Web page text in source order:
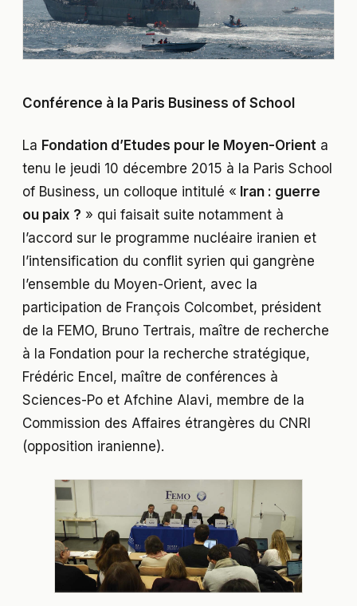
Conférence à la Paris Business of School
La Fondation d’Etudes pour le Moyen-Orient a
tenu le jeudi 10 décembre 2015 à la Paris School
of Business, un colloque intitulé « Iran : guerre
ou paix ? » qui faisait suite notamment à
l’accord sur le programme nucléaire iranien et
l’intensification du conflit syrien qui gangrène
l’ensemble du Moyen-Orient, avec la
participation de François Colcombet, président
de la FEMO, Bruno Tertrais, maître de recherche
à la Fondation pour la recherche stratégique,
Frédéric Encel, maître de conférences à
Sciences-Po et Afchine Alavi, membre de la
Commission des Affaires étrangères du CNRI
(opposition iranienne).